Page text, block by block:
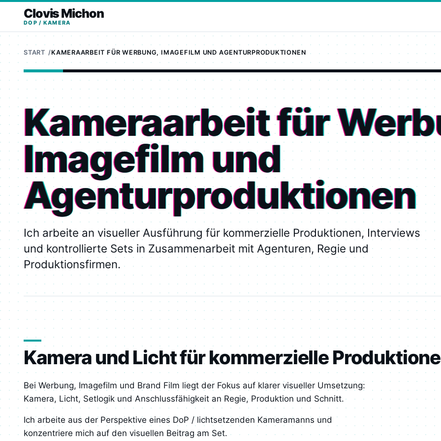
Clovis Michon
DOP / KAMERA
START KAMERAARBEIT FÜR WERBUNG, IMAGEFILM UND AGENTURPRODUKTIONEN
Kameraarbeit für
Imagefilm und
Agenturproduktionen
Ich arbeite an visueller Ausführung für kommerzielle Produktionen, Interviews
und kontrollierte Sets in Zusammenarbeit mit Agenturen, Regie und
Produktionsfirmen.
Kamera und Licht für kommerzielle
Bei Werbung, Imagefilm und Brand Film liegt der Fokus auf klarer visueller Umsetzung:
Kamera, Licht, Setlogik und Anschlussfähigkeit an Regie, Produktion und Schnitt.
Ich arbeite aus der Perspektive eines DoP / lichtsetzenden Kameramanns und
konzentriere mich auf den visuellen Beitrag am Set.